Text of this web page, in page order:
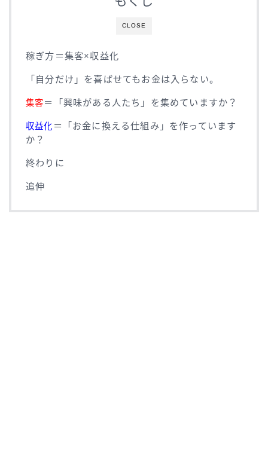
CLOSE
稼ぎ方＝集客×収益化
「自分だけ」を喜ばせてもお金は入らない。
集客＝「興味がある人たち」を集めていますか？
収益化 ＝「お金に換える仕組み」を作っています
か？
終わりに
追伸